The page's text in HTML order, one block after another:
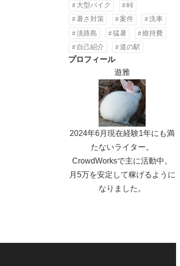
大型バイク
峠
暑さ対策
案件
洗車
淡路島
猛暑
維持費
自己紹介
道の駅
プロフィール
遊雅
2024年6月現在経験1年にも満
たないライター。
CrowdWorksで主に活動中。
月5万を安定して稼げるように
なりました。